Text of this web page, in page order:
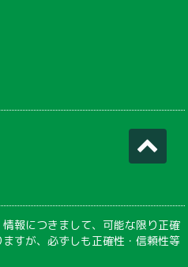
報につきまして、可能な限り正確
すが、必ずしも正確性・信頼性等